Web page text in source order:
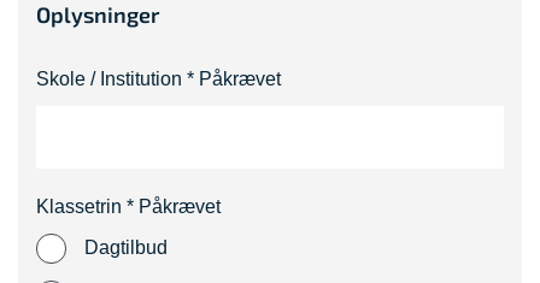
Oplysninger
Skole / Institution * Påkrævet
Klassetrin * Påkrævet
Dagtilbud